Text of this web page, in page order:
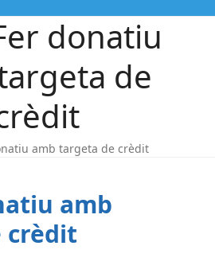
donatiu
de
amb targeta de crèdit
amb
crèdit